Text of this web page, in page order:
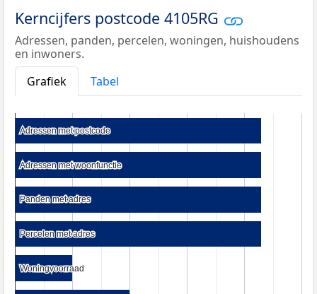
Kerncijfers postcode 4105RG
Adressen, panden, percelen, woningen, huishoudens
en inwoners.
Grafiek
Tabel
Adressen met postcode
Adressen met postcode
Adressen met woonfunctie
Adressen met woonfunctie
Panden met adres
Panden met adres
Percelen met adres
Percelen met adres
Woningvoorraad
Woningvoorraad